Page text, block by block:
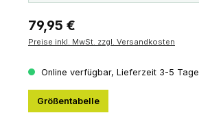
Regulärer Preis:
79,95 €
Preise inkl. MwSt. zzgl. Versandkosten
Online verfügbar, Lieferzeit 3-5 Tage
Größentabelle